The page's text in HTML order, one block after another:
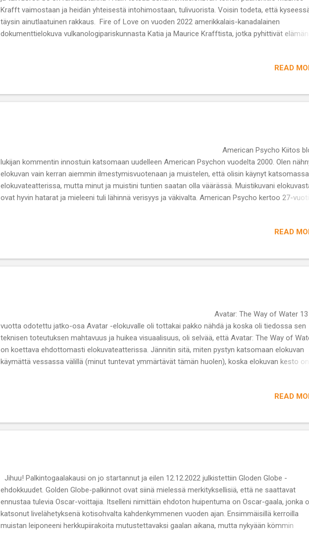
Krafft vaimostaan ja heidän yhteisestä intohimostaan, tulivuorista. Voisin todeta, että
täysin ainutlaatuinen rakkaus. Fire of Love on vuoden 2022 amerikkalais-kanadalainen
dokumenttielokuva vulkanologipariskunnasta Katia ja Maurice Krafftista, jotka pyhittivät
READ
American Psycho Kiitos
lukijan kommentin innostuin katsomaan uudelleen American Psychon vuodelta 2000. Olen
elokuvan vain kerran aiemmin ilmestymisvuotenaan ja muistelen, että olisin käynyt
elokuvateatterissa, mutta minut ja muistini tuntien saatan olla väärässä. Muistikuvani
ovat hyvin hatarat ja mieleeni tuli lähinnä verisyys ja väkivalta. American Psycho kertoo 27-
READ
Avatar: The Way of Water 13
vuotta odotettu jatko-osa Avatar -elokuvalle oli tottakai pakko nähdä ja koska oli tiedossa sen
teknisen toteutuksen mahtavuus ja huikea visuaalisuus, oli selvää, että Avatar: The Way of
on koettava ehdottomasti elokuvateatterissa. Jännitin sitä, miten pystyn katsomaan elokuvan
käymättä vessassa välillä (minut tuntevat ymmärtävät tämän huolen), koska elokuvan kesto on
READ
Jihuu! Palkintogaalakausi on jo startannut ja eilen 12.12.2022 julkistettiin Gloden Globe -
ehdokkuudet. Golden Globe-palkinnot ovat siinä mielessä merkityksellisiä, että ne saattavat
ennustaa tulevia Oscar-voittajia. Itselleni nimittäin ehdoton huipentuma on Oscar-gaala, jonka
katsonut livelähetyksenä kotisohvalta kahdenkymmenen vuoden ajan. Ensimmäisillä kerroilla
muistan leiponeeni herkkupiirakoita mutustettavaksi gaalan aikana, mutta nykyään kömmin